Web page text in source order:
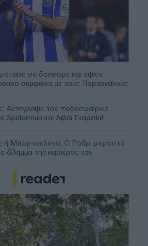
για δανεισμό και οψιόν
σύμφωνα με τους Πορτογάλους
Αντέγραψε τον ποδοσφαιρικό
Spiderman και Λιβάι Γκαρσία!
ή Μπαρτσελόνα; Ο Ρόδρι μπροστά
δίλημμα της καριέρας του